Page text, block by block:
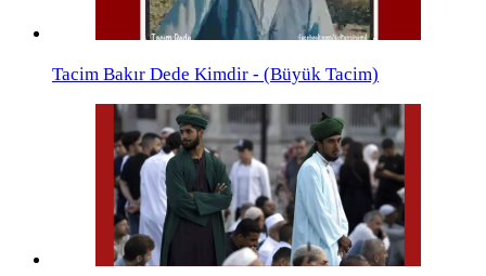
Tacim Bakır Dede Kimdir - (Büyük Tacim)